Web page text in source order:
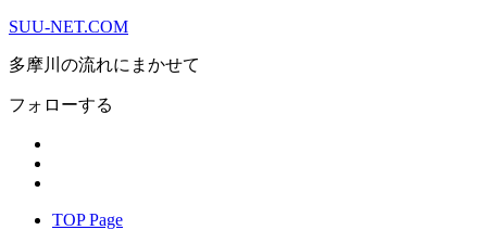
SUU-NET.COM
多摩川の流れにまかせて
フォローする
TOP Page